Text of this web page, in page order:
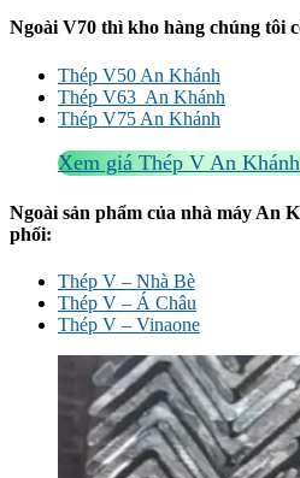
Ngoài V70 thì kho hàng chúng tôi
Thép V50 An Khánh
Thép V63 An Khánh
Thép V75 An Khánh
Xem giá Thép V An
Ngoài sản phẩm của nhà máy An
phối:
Thép V – Nhà Bè
Thép V – Á Châu
Thép V – Vinaone